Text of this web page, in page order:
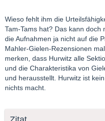
Wieso fehlt ihm die
Tam-Tams hat? Das kann
die Aufnahmen ja nicht auf die
Mahler-Gielen-Rezensionen
merken, dass Hurwitz alle
und die Charakteristika von
und herausstellt. Hurwitz ist
nichts macht.